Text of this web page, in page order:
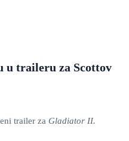
u traileru za Scottov
trailer za Gladiator II.